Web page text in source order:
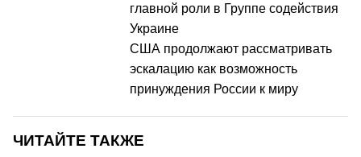
главной роли в Группе содействия
Украине
США продолжают рассматривать
эскалацию как возможность
принуждения России к миру
ЧИТАЙТЕ ТАКЖЕ